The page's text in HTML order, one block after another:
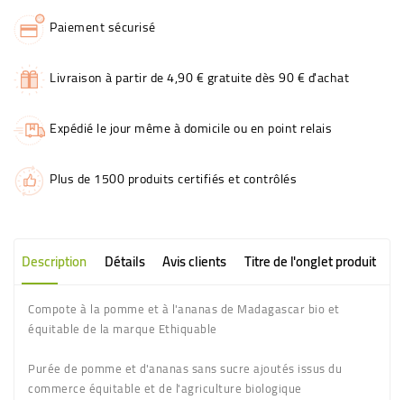
Paiement sécurisé
Livraison à partir de 4,90 € gratuite dès 90 € d'achat
Expédié le jour même à domicile ou en point relais
Plus de 1500 produits certifiés et contrôlés
Description Détails Avis clients Titre de l'onglet produit
Compote à la pomme et à l'ananas de Madagascar bio et
équitable de la marque Ethiquable
Purée de pomme et d'ananas sans sucre ajoutés issus du
commerce équitable et de l'agriculture biologique